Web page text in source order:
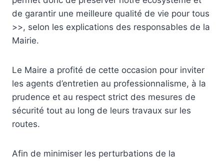
de garantir une meilleure qualité de vie pour tous
>>, selon les explications des responsables de la
Mairie.
Le Maire a profité de cette occasion pour inviter
les agents d’entretien au professionnalisme, à la
prudence et au respect strict des mesures de
sécurité tout au long de leurs travaux sur les
routes.
Afin de minimiser les perturbations de la